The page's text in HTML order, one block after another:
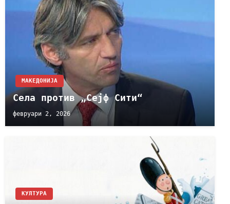
МАКЕДОНИЈА
Села против „Сејф Сити“
февруари 2, 2026
КУЛТУРА